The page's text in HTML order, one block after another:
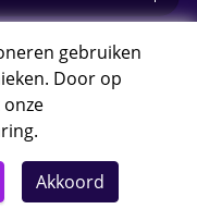
gebruiken
Door op
.
Akkoord